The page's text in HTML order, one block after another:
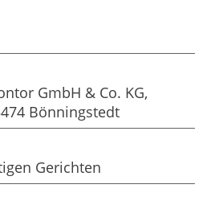
GmbH & Co. KG,
Bönningstedt
Gerichten